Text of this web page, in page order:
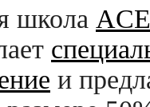
школа
и